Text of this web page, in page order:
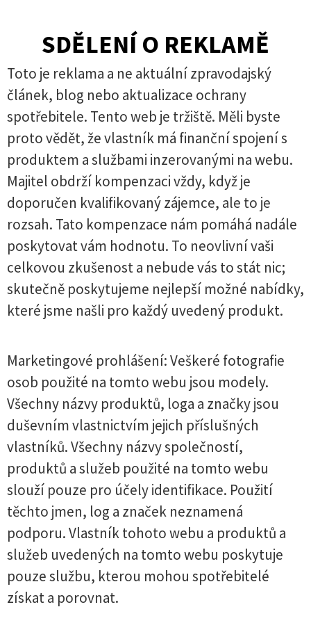
SDĚLENÍ O REKLAMĚ
Toto je reklama a ne aktuální zpravodajský
článek, blog nebo aktualizace ochrany
spotřebitele. Tento web je tržiště. Měli byste
proto vědět, že vlastník má finanční spojení s
produktem a službami inzerovanými na webu.
Majitel obdrží kompenzaci vždy, když je
doporučen kvalifikovaný zájemce, ale to je
rozsah. Tato kompenzace nám pomáhá nadále
poskytovat vám hodnotu. To neovlivní vaši
celkovou zkušenost a nebude vás to stát nic;
skutečně poskytujeme nejlepší možné nabídky,
které jsme našli pro každý uvedený produkt.
Marketingové prohlášení: Veškeré fotografie
osob použité na tomto webu jsou modely.
Všechny názvy produktů, loga a značky jsou
duševním vlastnictvím jejich příslušných
vlastníků. Všechny názvy společností,
produktů a služeb použité na tomto webu
slouží pouze pro účely identifikace. Použití
těchto jmen, log a značek neznamená
podporu. Vlastník tohoto webu a produktů a
služeb uvedených na tomto webu poskytuje
pouze službu, kterou mohou spotřebitelé
získat a porovnat.